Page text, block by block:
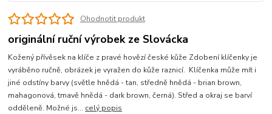
Ohodnotit produkt
originální ruční výrobek ze Slovácka
Kožený přívěsek na klíče z pravé hovězí české kůže Zdobení klíčenky je
vyráběno ručně, obrázek je vyražen do kůže raznicí. Klíčenka může mít i
jiné odstíny barvy (světle hnědá - tan, středně hnědá - brian brown,
mahagonová, tmavě hnědá - dark brown, černá). Střed a okraj se barví
odděleně. Možné js... celý popis